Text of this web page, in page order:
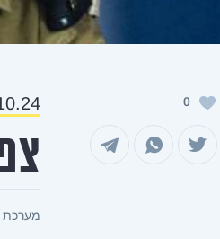
23:00:
בפייסבוק
שיתוף בטוויטרשיתוף בוואטסאפ
שיתוף בטלגרם
0